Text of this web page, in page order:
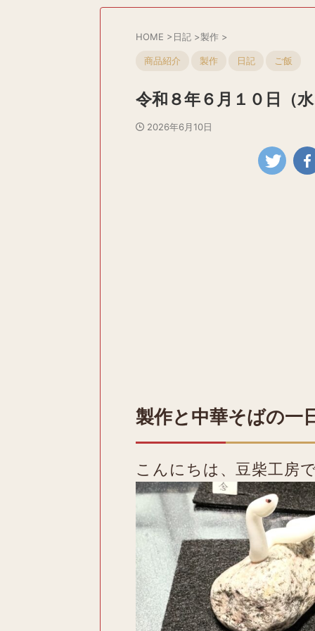
HOME >日記 >製作 >
商品紹介 製作 日記 ご飯
令和８年６月１０日（
2026年6月10日
製作と中華そばの一
こんにちは、豆柴工房